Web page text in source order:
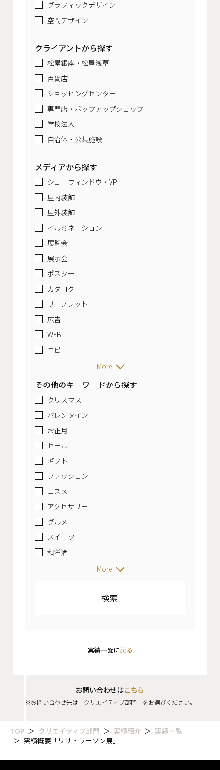
グラフィックデザイン
空間デザイン
クライアントから探す
松屋銀座・松屋浅草
百貨店
ショッピングセンター
専門店・ポップアップショップ
学校法人
自治体・公共施設
メディアから探す
ショーウィンドウ・VP
屋内装飾
屋外装飾
イルミネーション
展覧会
展示会
ポスター
カタログ
リーフレット
広告
WEB
コピー
More
その他のキーワードから探す
クリスマス
バレンタイン
お正月
セール
ギフト
ファッション
コスメ
アクセサリー
グルメ
スイーツ
和洋酒
More
実績一覧に戻る
お問い合わせはこちら
※お問い合わせ先は「クリエイティブ部門」をお選びください。
TOP クリエイティブ部門 実績紹介
実績一覧
実績概要「リサ・ラーソン展」